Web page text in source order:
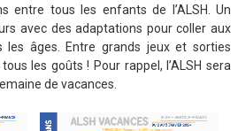
entre tous les enfants de l’ALSH. Un
avec des adaptations pour coller aux
les âges. Entre grands jeux et sorties
les goûts ! Pour rappel, l’ALSH sera
de vacances.